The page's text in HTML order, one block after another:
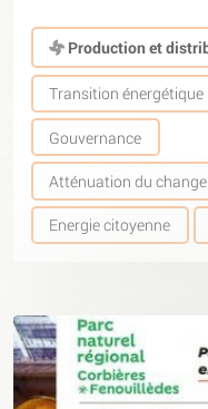
Production et
Transition énergétique
Gouvernance
Atténuation du
Energie citoyenne